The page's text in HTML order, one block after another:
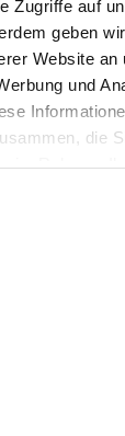
Zugriffe auf
geben
Website
und
die
Köln
Linzbach,
Kühn